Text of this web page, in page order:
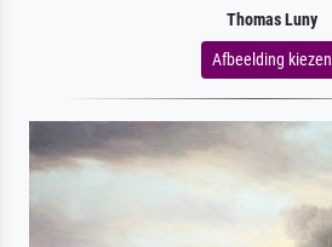
Thomas Luny
Afbeelding kiezen